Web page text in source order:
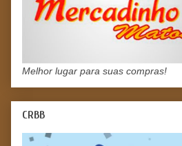
Melhor lugar para suas compras!
CRBB